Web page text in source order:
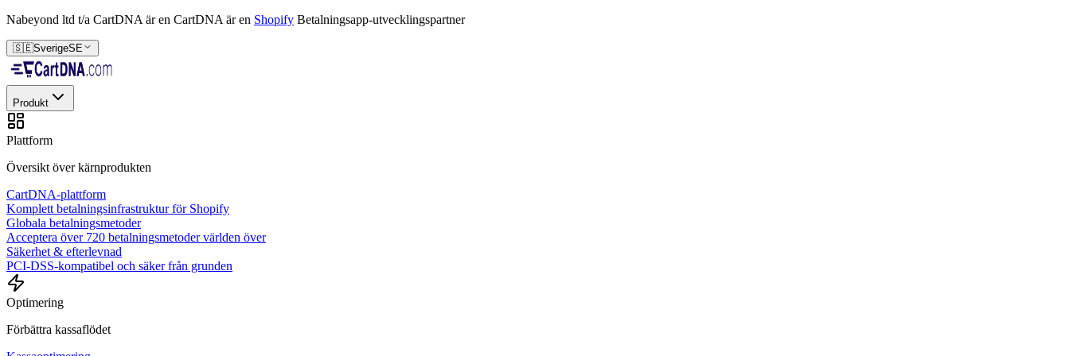
Nabeyond ltd t/a CartDNA är en CartDNA är en Shopify Betalningsapp-utvecklingspartner
🇸🇪SverigeSE
Produkt
Plattform
Översikt över kärnprodukten
CartDNA-plattform
Komplett betalningsinfrastruktur för Shopify
Globala betalningsmetoder
Acceptera över 720 betalningsmetoder världen över
Säkerhet & efterlevnad
PCI-DSS-kompatibel och säker från grunden
Optimering
Förbättra kassaflödet